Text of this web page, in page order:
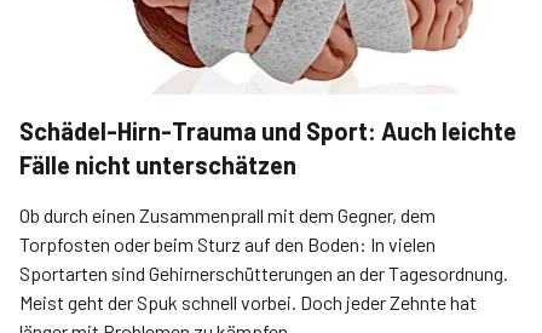
Schädel-Hirn-Trauma und Sport: Auch leichte
Fälle nicht unterschätzen
Ob durch einen Zusammenprall mit dem Gegner, dem
Torpfosten oder beim Sturz auf den Boden: In vielen
Sportarten sind Gehirnerschütterungen an der Tagesordnung.
Meist geht der Spuk schnell vorbei. Doch jeder Zehnte hat